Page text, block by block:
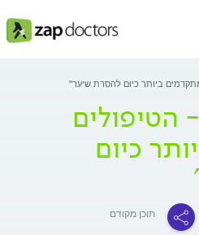
ביותר כיום להסרת שיער"
הטיפולים
כיום
תוכן מקודם